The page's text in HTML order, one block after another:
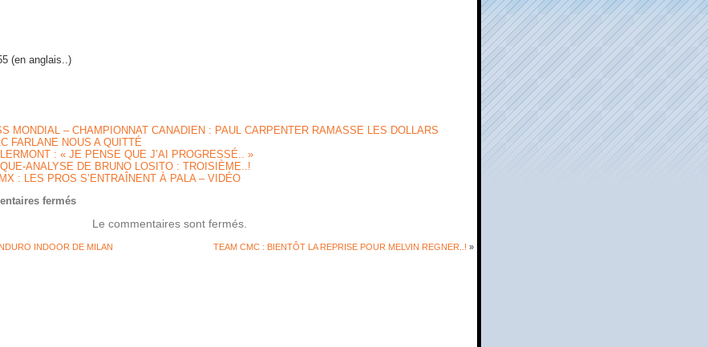
(en anglais..)
MONDIAL – CHAMPIONNAT CANADIEN : PAUL CARPENTER RAMASSE LES DOLLARS
FARLANE NOUS A QUITTÉ
: « JE PENSE QUE J’AI PROGRESSÉ.. »
ANALYSE DE BRUNO LOSITO : TROISIÈME..!
: LES PROS S’ENTRAÎNENT À PALA – VIDÉO
ferméssur
BROWN
LA
Le commentaires sont fermés.
INDOOR DE MILAN TEAM CMC : BIENTÔT LA REPRISE POUR MELVIN REGNER..! »